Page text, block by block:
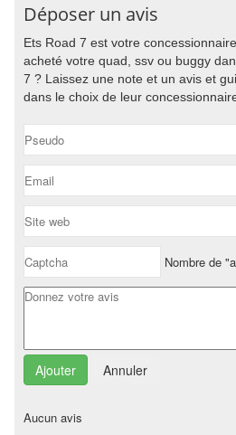
Déposer un avis
Ets Road 7 est votre
acheté votre quad, ssv ou buggy
7 ? Laissez une note et un avis et
dans le choix de leur
Nombre de
Annuler
Aucun avis